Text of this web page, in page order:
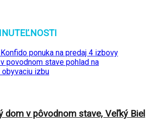
dom v pôvodnom stave, Veľký Biel